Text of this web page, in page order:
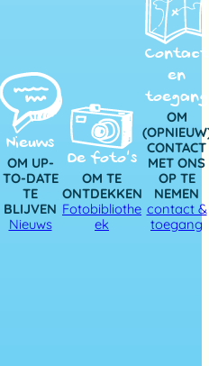
Nieuws
OM UP-
TO-DATE
TE
BLIJVEN
Nieuws
De foto’s
OM TE
ONTDEKKEN
Fotobibliothe
ek
Contact
en
toegang
OM
CONTACT
MET ONS
OP TE
NEMEN
contact &
toegang